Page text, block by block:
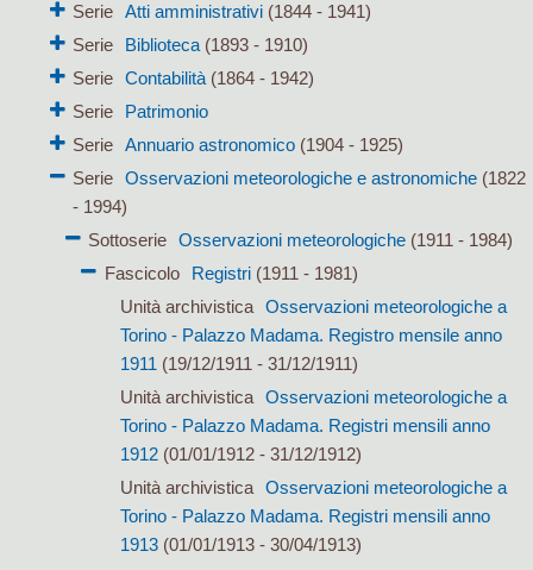
Serie Atti amministrativi(1844 - 1941)
Serie
Biblioteca(1893 - 1910)
Serie Contabilità(1864 - 1942)
Serie
Patrimonio
Serie Annuario astronomico(1904 - 1925)
Serie Osservazioni meteorologiche e astronomiche(1822
- 1994)
Sottoserie
Osservazioni meteorologiche (1911 - 1984)
Fascicolo
Registri(1911 - 1981)
Unità archivistica Osservazioni meteorologiche a
Torino - Palazzo Madama. Registro mensile anno
1911 (19/12/1911 - 31/12/1911)
Unità archivistica Osservazioni meteorologiche a
Torino - Palazzo Madama. Registri mensili anno
1912(01/01/1912 - 31/12/1912)
Unità archivistica Osservazioni meteorologiche a
Torino - Palazzo Madama. Registri mensili anno
1913(01/01/1913 - 30/04/1913)